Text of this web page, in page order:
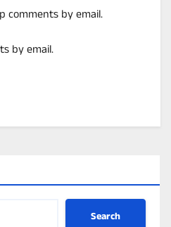
comments by email.
by email.
Search